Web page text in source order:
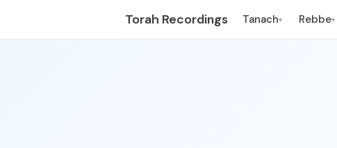
Torah Recordings Tanach▾ Rebbe▾